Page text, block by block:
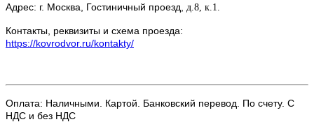
Адрес: г. Москва, Гостиничный проезд, д.8, к.1.
Контакты, реквизиты и схема проезда:
https://kovrodvor.ru/kontakty/
Оплата: Наличными. Картой. Банковский перевод. По счету. С
НДС и без НДС